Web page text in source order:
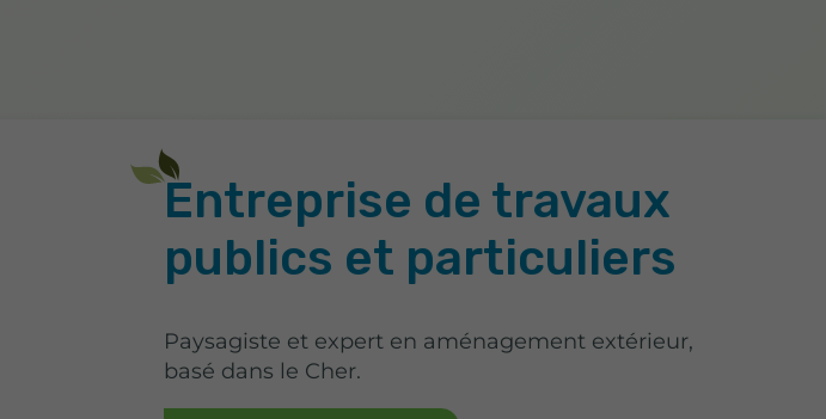
Entreprise de travaux
publics et particuliers
Paysagiste et expert en aménagement extérieur,
basé dans le Cher.